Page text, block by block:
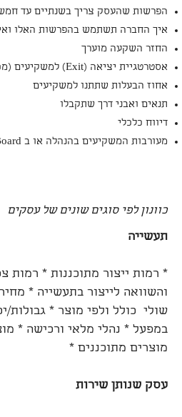
הפרשות שהעסק צריך בשנתיים עד
איך החברה תשתמש בהפרשות האלו
החזר השקעה מוערך
אסטרטגיית יציאה (Exit) למשקיעים (מכירה, הנפקה)
אחוז הבעלות שתתנו למשקיעים
תנאים ואבני דרך שתקבלו
דיווח כלכלי
מעורבות המשקיעים בהנהלה או ב Board
כוונון לפי סוגים שונים של עסקים
תעשייה
* רמות ייצור מתוכננות * רמות
והשוואה לייצור בתעשייה *
שולי כולל ולפי מוצר * גבולות/
במפעל * נהלי מלאי ורכישה *
מוצרים מתוכננים *
עסק שנותן שירות